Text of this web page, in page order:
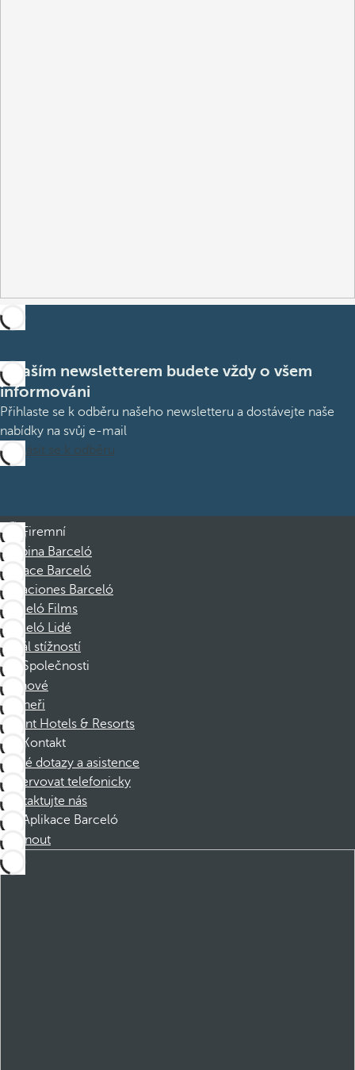
S naším newsletterem budete vždy o všem
informováni
Přihlaste se k odběru našeho newsletteru a dostávejte naše
nabídky na svůj e-mail
Přihlásit se k odběru
Firemní
Skupina Barceló
Nadace Barceló
Vacaciones Barceló
Barceló Films
Barceló Lidé
Kanál stížností
Společnosti
Členové
Partneři
Dorint Hotels & Resorts
Kontakt
Časté dotazy a asistence
Rezervovat telefonicky
Kontaktujte nás
Aplikace Barceló
Stáhnout